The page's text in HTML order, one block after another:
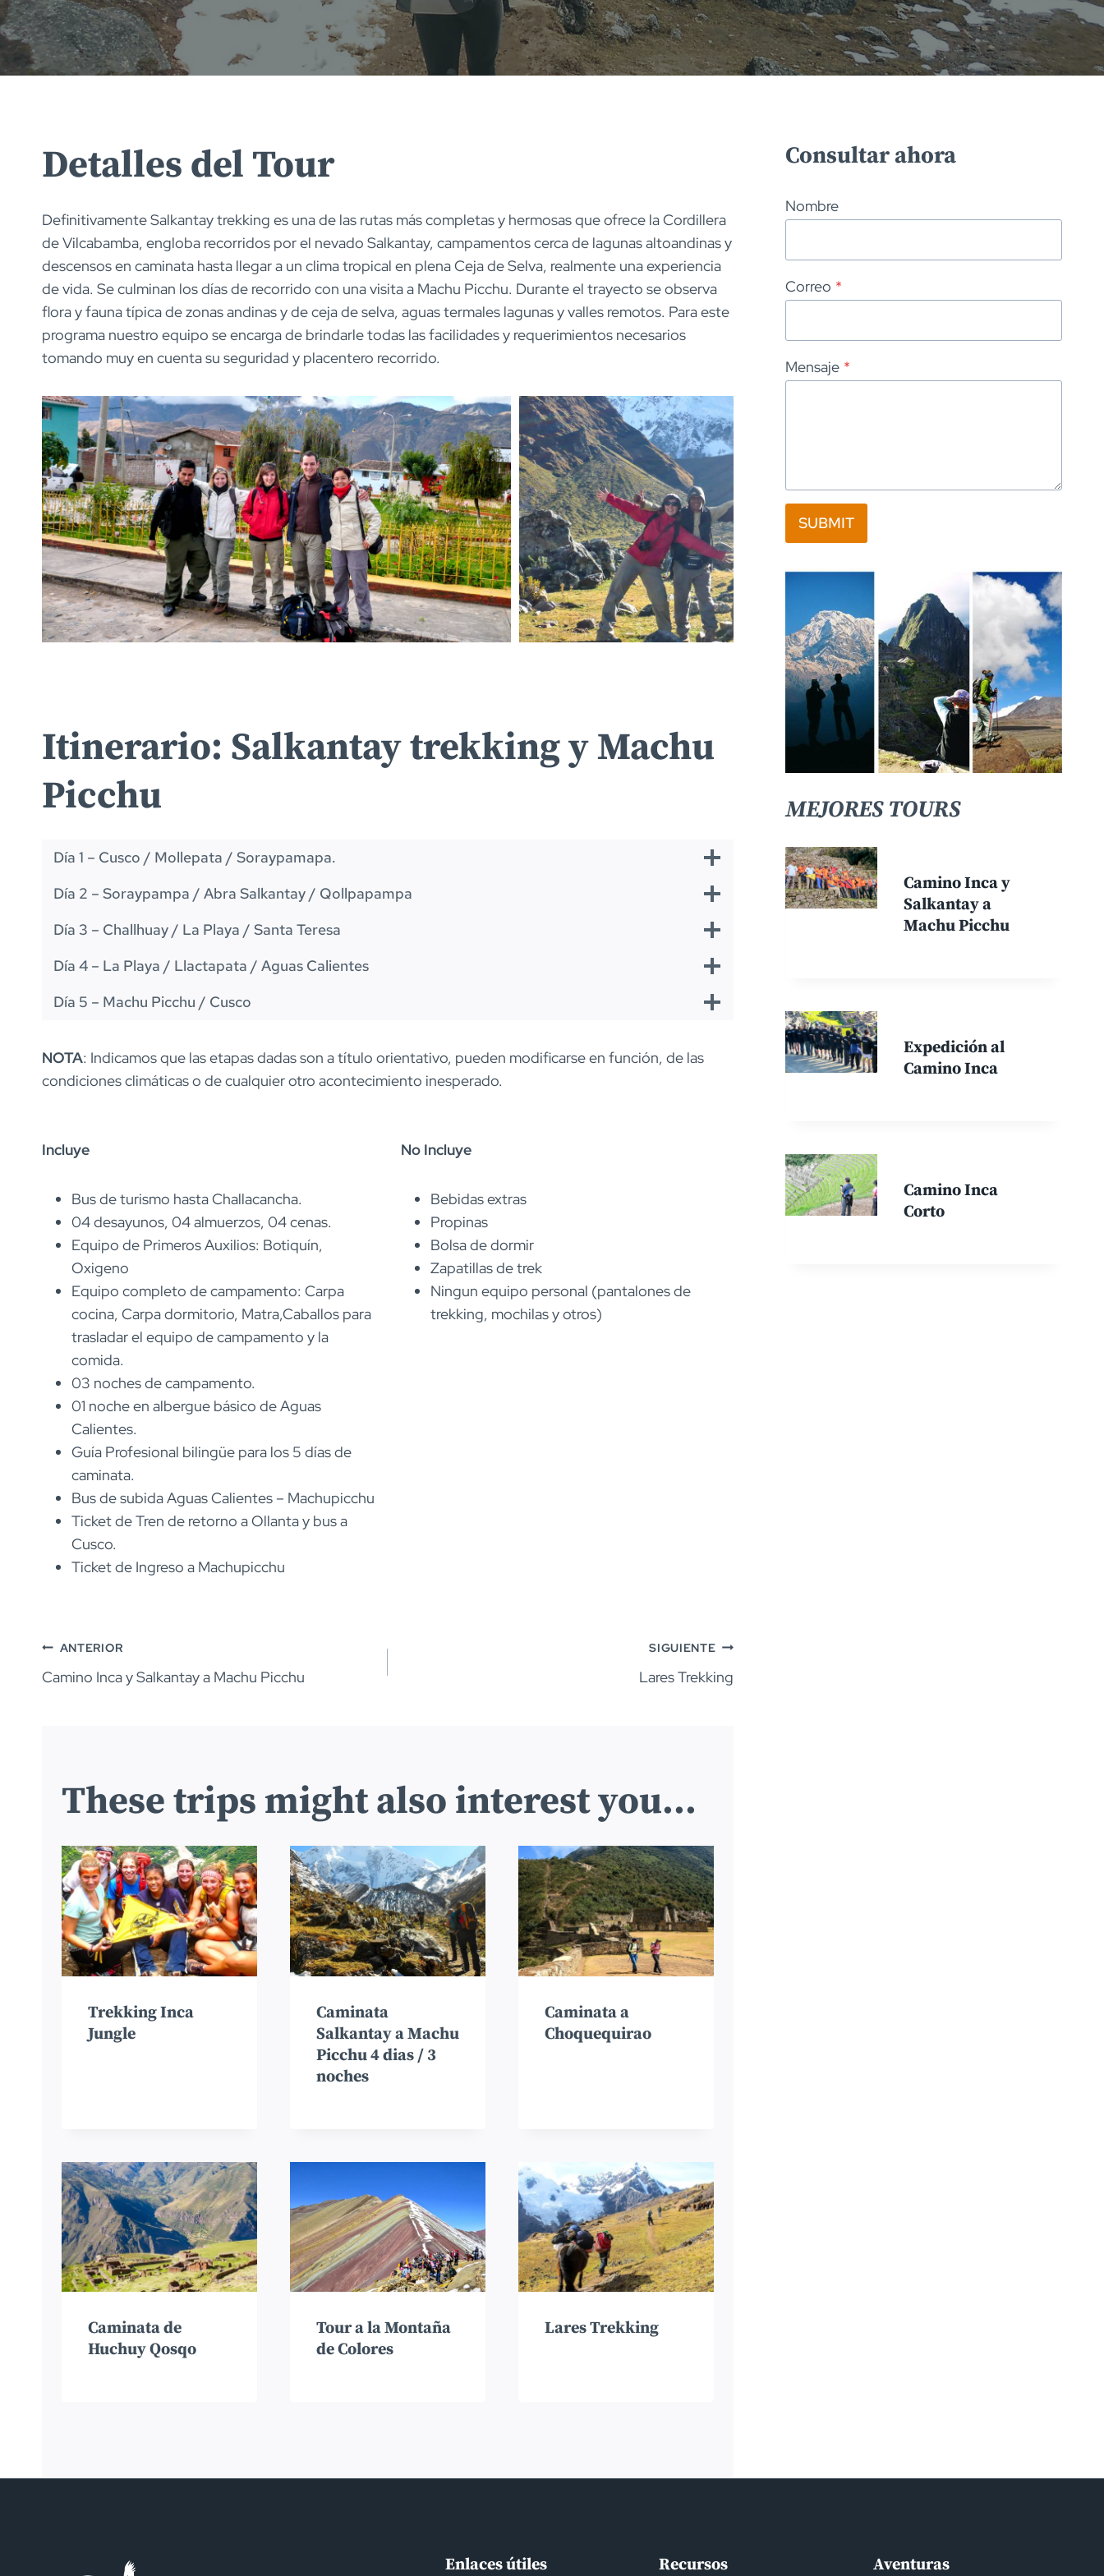
Detalles del Tour
Definitivamente Salkantay trekking es una de las rutas más completas y hermosas que ofrece la Cordillera
de Vilcabamba, engloba recorridos por el nevado Salkantay, campamentos cerca de lagunas altoandinas y
descensos en caminata hasta llegar a un clima tropical en plena Ceja de Selva, realmente una experiencia
de vida. Se culminan los días de recorrido con una visita a Machu Picchu. Durante el trayecto se observa
flora y fauna típica de zonas andinas y de ceja de selva, aguas termales lagunas y valles remotos. Para este
programa nuestro equipo se encarga de brindarle todas las facilidades y requerimientos necesarios
tomando muy en cuenta su seguridad y placentero recorrido.
Itinerario: Salkantay trekking y Machu
Picchu
Día 1 – Cusco / Mollepata / Soraypamapa.
Día 2 – Soraypampa / Abra Salkantay / Qollpapampa
Día 3 – Challhuay / La Playa / Santa Teresa
Día 4 – La Playa / Llactapata / Aguas Calientes
Día 5 – Machu Picchu / Cusco
NOTA: Indicamos que las etapas dadas son a título orientativo, pueden modificarse en función, de las
condiciones climáticas o de cualquier otro acontecimiento inesperado.
Incluye
Bus de turismo hasta Challacancha.
04 desayunos, 04 almuerzos, 04 cenas.
Equipo de Primeros Auxilios: Botiquín,
Oxigeno
Equipo completo de campamento: Carpa
cocina, Carpa dormitorio, Matra,Caballos para
trasladar el equipo de campamento y la
comida.
03 noches de campamento.
01 noche en albergue básico de Aguas
Calientes.
Guía Profesional bilingüe para los 5 días de
caminata.
Bus de subida Aguas Calientes – Machupicchu
Ticket de Tren de retorno a Ollanta y bus a
Cusco.
Ticket de Ingreso a Machupicchu
No Incluye
Bebidas extras
Propinas
Bolsa de dormir
Zapatillas de trek
Ningun equipo personal (pantalones de
trekking, mochilas y otros)
Navegación
ANTERIOR
Camino Inca y Salkantay a Machu Picchu
SIGUIENTE
Lares Trekking
These trips might also interest you...
Trekking Inca
Jungle
Caminata
Salkantay a Machu
Picchu 4 dias / 3
noches
Caminata a
Choquequirao
Caminata de
Huchuy Qosqo
Tour a la Montaña
de Colores
Lares Trekking
Consultar ahora
Nombre
Correo *
Mensaje *
SUBMIT
MEJORES TOURS
Camino Inca y
Salkantay a
Machu Picchu
Expedición al
Camino Inca
Camino Inca
Corto
Enlaces útiles Recursos Aventuras